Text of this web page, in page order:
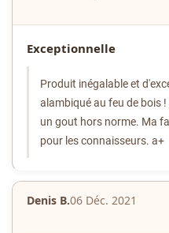
Exceptionnelle
Produit inégalable et
alambiqué au feu de bois
un gout hors norme. Ma
pour les connaisseurs. a+
Denis B.06 Déc. 2021